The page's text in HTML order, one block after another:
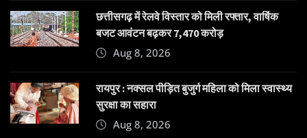
छत्तीसगढ़ में रेलवे विस्तार को मिली रफ्तार, वार्षिक
बजट आवंटन बढ़कर 7,470 करोड़
Aug 8, 2026
रायपुर : नक्सल पीड़ित बुजुर्ग महिला को मिला स्वास्थ्य
सुरक्षा का सहारा
Aug 8, 2026